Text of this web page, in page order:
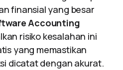
finansial yang besar
Accounting
risiko kesalahan ini
yang memastikan
dicatat dengan akurat.